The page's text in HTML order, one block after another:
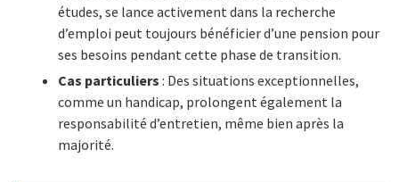
études, se lance activement dans la recherche
d’emploi peut toujours bénéficier d’une pension pour
ses besoins pendant cette phase de transition.
Cas particuliers : Des situations exceptionnelles,
comme un handicap, prolongent également la
responsabilité d’entretien, même bien après la
majorité.